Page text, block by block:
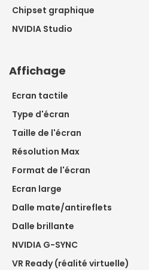
Chipset graphique
NVIDIA Studio
Affichage
Ecran tactile
Type d'écran
Taille de l'écran
Résolution Max
Format de l'écran
Ecran large
Dalle mate/antireflets
Dalle brillante
NVIDIA G-SYNC
VR Ready (réalité virtuelle)